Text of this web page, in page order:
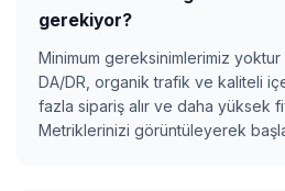
gerekiyor?
Minimum gereksinimlerimiz
DA/DR, organik trafik ve kaliteli
fazla sipariş alır ve daha yüksek
Metriklerinizi görüntüleyerek